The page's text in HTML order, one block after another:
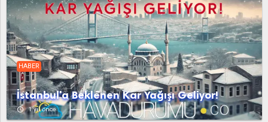
Güdül Güvem Hasanoğlan
Haymana Kabaca Kalecik
Karahamzalı Karşıyaka Kazan
Kerpiç Kızılcahamam Köy Enstitüsü
HABER
İstanbul'a Beklenen Kar Yağışı Geliyor!
access_time 1 yıl önce